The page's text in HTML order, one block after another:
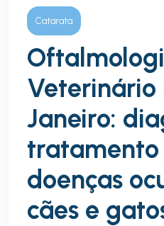
Catarata
Veterinário
Janeiro:
tratamento
doenças
cães e